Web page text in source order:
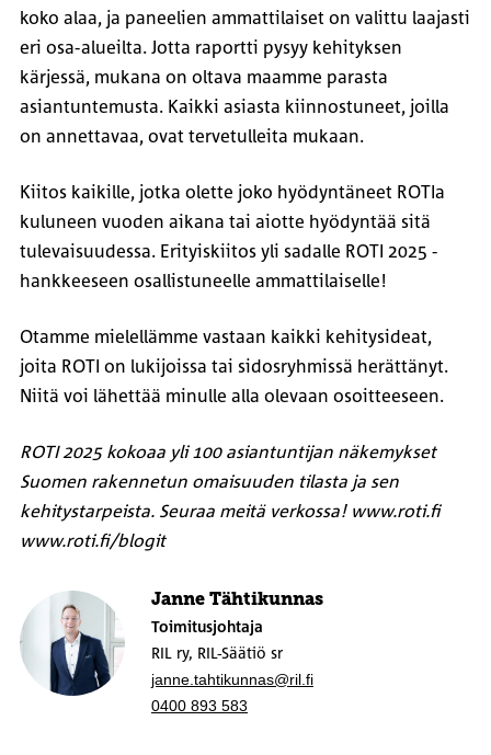
koko alaa, ja paneelien ammattilaiset on valittu laajasti
eri osa-alueilta. Jotta raportti pysyy kehityksen
kärjessä, mukana on oltava maamme parasta
asiantuntemusta. Kaikki asiasta kiinnostuneet, joilla
on annettavaa, ovat tervetulleita mukaan.
Kiitos kaikille, jotka olette joko hyödyntäneet ROTIa
kuluneen vuoden aikana tai aiotte hyödyntää sitä
tulevaisuudessa. Erityiskiitos yli sadalle ROTI 2025 -
hankkeeseen osallistuneelle ammattilaiselle!
Otamme mielellämme vastaan kaikki kehitysideat,
joita ROTI on lukijoissa tai sidosryhmissä herättänyt.
Niitä voi lähettää minulle alla olevaan osoitteeseen.
ROTI 2025 kokoaa yli 100 asiantuntijan näkemykset
Suomen rakennetun omaisuuden tilasta ja sen
kehitystarpeista. Seuraa meitä verkossa! www.roti.fi
www.roti.fi/blogit
Janne Tähtikunnas
Toimitusjohtaja
RIL ry, RIL-Säätiö sr
janne.tahtikunnas@ril.fi
0400 893 583